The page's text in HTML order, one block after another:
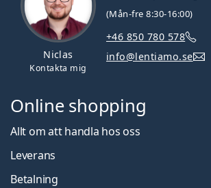
Niclas
Kontakta mig
(Mån-fre 8:30-16:00)
+46 850 780 578
info@lentiamo.se
Online shopping
Allt om att handla hos oss
Leverans
Betalning